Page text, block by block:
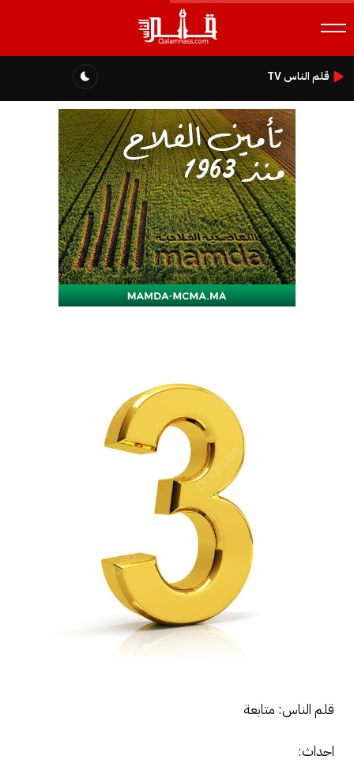
قلم الناس TV
قلم الناس: متابعة
احداث: